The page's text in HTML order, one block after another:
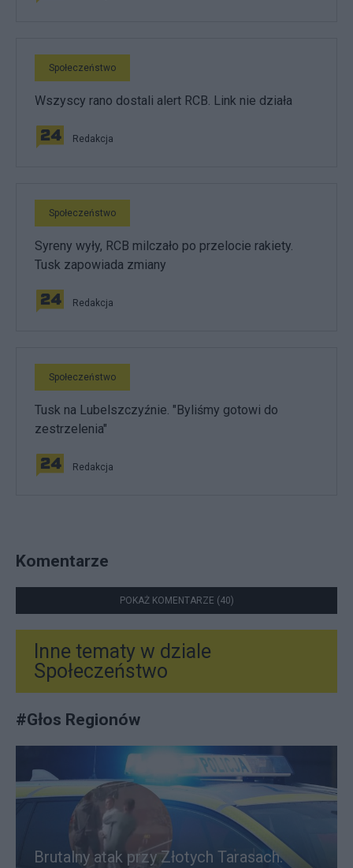
Społeczeństwo
Wszyscy rano dostali alert RCB. Link nie działa
Redakcja
Społeczeństwo
Syreny wyły, RCB milczało po przelocie rakiety.
Tusk zapowiada zmiany
Redakcja
Społeczeństwo
Tusk na Lubelszczyźnie. "Byliśmy gotowi do
zestrzelenia"
Redakcja
Komentarze
POKAŻ KOMENTARZE (40)
Inne tematy w dziale
Społeczeństwo
#Głos Regionów
Brutalny atak przy Złotych Tarasach.